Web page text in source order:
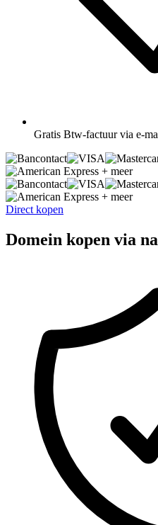
Gratis Btw-factuur via e-
+ meer
+ meer
Direct kopen
Domein kopen via